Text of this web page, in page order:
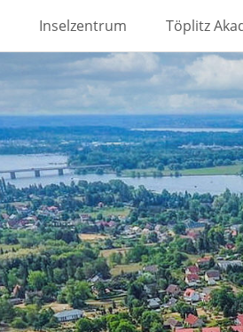
Inselzentrum Töplitz